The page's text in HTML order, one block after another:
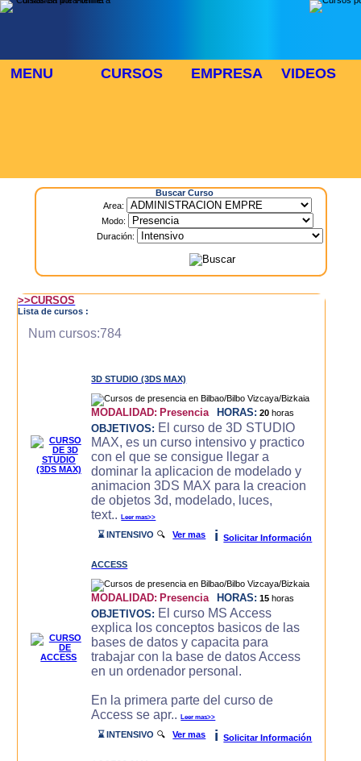
MENU CURSOS EMPRESA VIDEOS
Buscar Curso
Area:
Modo:
Duración:
>>CURSOS
Lista de cursos :
Num cursos:784
3D STUDIO (3DS MAX)
MODALIDAD: Presencia HORAS: 20 horas
OBJETIVOS: El curso de 3D STUDIO
MAX, es un curso intensivo y practico
con el que se consigue llegar a
dominar la aplicacion de modelado y
animacion 3DS MAX para la creacion
de objetos 3d, modelado, luces,
text..Leer mas>>
⌛ INTENSIVO 🔍Ver mas i Solicitar Información
ACCESS
MODALIDAD: Presencia HORAS: 15 horas
OBJETIVOS: El curso MS Access
explica los conceptos basicos de las
bases de datos y capacita para
trabajar con la base de datos Access
en un ordenador personal.
En la primera parte del curso de
Access se apr..Leer mas>>
⌛ INTENSIVO 🔍Ver mas i Solicitar Información